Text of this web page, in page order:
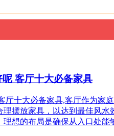
客厅十大必备家具
厅十大必备家具,客厅作为家
摆放家具，以达到最佳风
想的布局是确保从入口处